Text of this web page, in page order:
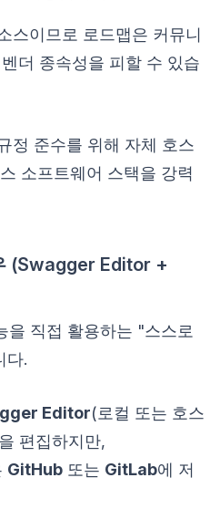
스이므로 로드맵은 커뮤니
더 종속성을 피할 수 있습
정 준수를 위해 자체 호스
소프트웨어 스택을 강력
(Swagger Editor +
을 직접 활용하는 "스스로
다.
Editor(로컬 또는 호스
편집하지만,
GitHub 또는 GitLab에 저